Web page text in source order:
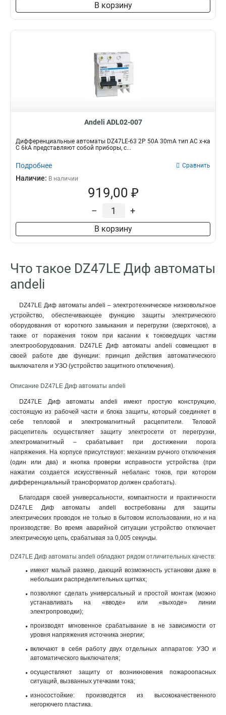
В корзину
Andeli ADL02-007
Дифференциальные автоматы DZ47LE-63 2P 50A 30mA тип AC х-ка
С 6kA представляют собой приборы, с...
Подробнее Сравнить
Наличие: В наличии
919,00 ₽
– +
В корзину
Что такое DZ47LE Диф автоматы
andeli
DZ47LE Диф автоматы andeli – электротехническое низковольтное
устройство, обеспечивающее функцию защиты электрического
оборудования от короткого замыкания и перегрузки (сверхтоков), а
также от поражения током при касании к токоведущих частям
электрооборудования. DZ47LE Диф автоматы andeli совмещают в
своей работе две функции: принцип действия автоматического
выключателя и УЗО (устройство защитного отключения).
Описание DZ47LE Диф автоматы andeli
DZ47LE Диф автоматы andeli имеют простую конструкцию,
состоящую из рабочей части и блока защиты, который соединяет в
себе тепловой и электромагнитный расцепители. Теловой
расцепитель осуществляет защиту электросети от перегрузки,
электромагнитный – срабатывает при достижении порога
напряжения. На корпусе присутствуют: механизм ручного отключения
(один или два) и кнопка проверки исправности устройства (при
нажатии создается искусственный небаланс токов, при котором
дифференциальный трансформатор должен сработать).
Благодаря своей универсальности, компактности и практичности
DZ47LE Диф автоматы andeli востребованы для защиты
электрических проводок не только в бытовом использовании, но и на
производстве. Во время аварийной ситуации устройство отключает
электрическую цепь, срабатывая за 0,005 секунды.
DZ47LE Диф автоматы andeli обладают рядом отличительных качеств:
имеют малый размер, дающий возможность установки даже в
небольших распределительных щитках;
позволяют сделать универсальный и простой монтаж (можно
устанавливать на «вводе» или «выходе» линии
электропроводки);
производят мгновенное срабатывание в не зависимости от
уровня напряжения источника энергии;
включают в себя работу двух отдельных аппаратов: УЗО и
автоматического выключателя;
осуществляют защиту от возникновения пожароопасных
ситуаций, вызванных утечками тока;
износостойкие: производятся из высококачественного
негорючего пластика.